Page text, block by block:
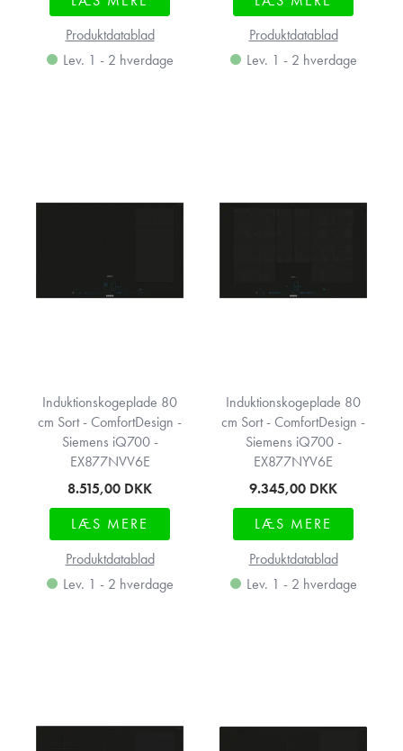
Produktdatablad
Lev. 1 - 2 hverdage
Produktdatablad
Lev. 1 - 2 hverdage
Induktionskogeplade 80
cm Sort - ComfortDesign -
Siemens iQ700 -
EX877NVV6E
8.515,00 DKK
LÆS MERE
Produktdatablad
Lev. 1 - 2 hverdage
Induktionskogeplade 80
cm Sort - ComfortDesign -
Siemens iQ700 -
EX877NYV6E
9.345,00 DKK
LÆS MERE
Produktdatablad
Lev. 1 - 2 hverdage